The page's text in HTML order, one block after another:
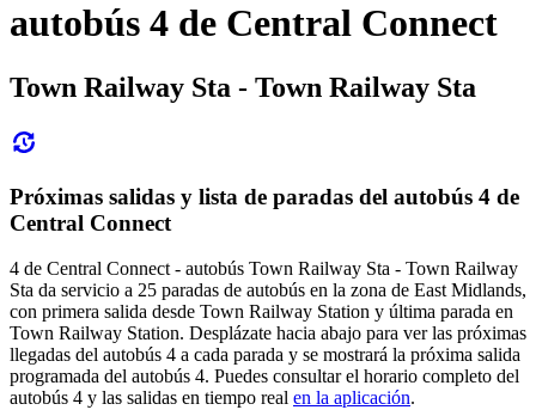
autobús 4 de Central Connect
Town Railway Sta - Town Railway Sta
Próximas salidas y lista de paradas del autobús 4 de
Central Connect
4 de Central Connect - autobús Town Railway Sta - Town Railway
Sta da servicio a 25 paradas de autobús en la zona de East Midlands,
con primera salida desde Town Railway Station y última parada en
Town Railway Station. Desplázate hacia abajo para ver las próximas
llegadas del autobús 4 a cada parada y se mostrará la próxima salida
programada del autobús 4. Puedes consultar el horario completo del
autobús 4 y las salidas en tiempo real en la aplicación.